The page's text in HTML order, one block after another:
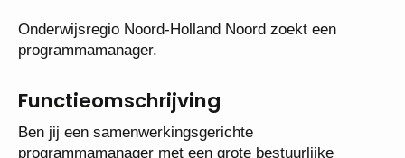
Onderwijsregio Noord-Holland Noord zoekt een
programmamanager.
Functieomschrijving
Ben jij een samenwerkingsgerichte
programmamanager met een grote bestuurlijke